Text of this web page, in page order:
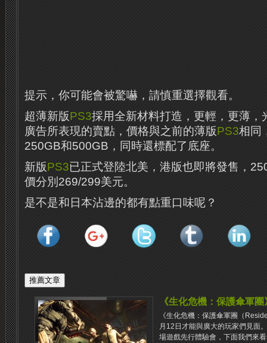
提示，你可能會被驚嚇，請慎重選擇觀看。
超薄新版PS3採用全新材料打造，更輕，更薄，
廣告所表現的賣點，價格與之前的薄版PS3相同
250GB和500GB，同時還標配了底座。
新版PS3已正式登陸北美，港版也即將發售，
價分別269/299美元。
是不是和日本沾邊的都有點重口味呢？
《生化危機：保護傘軍
《生化危機：保護傘軍團（
月12日才能與廣大的玩家們見面
場遊戲先行體驗會，下面我們來